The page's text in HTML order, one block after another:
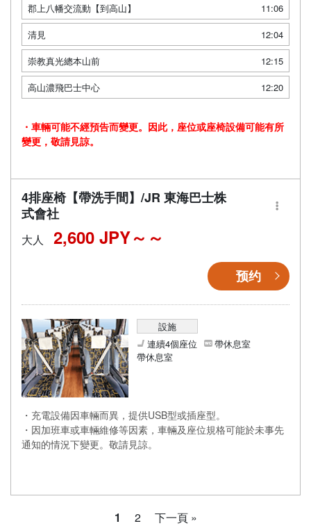
郡上八幡交流動【到高山】
11:06
清見
12:04
崇教真光總本山前
12:15
高山濃飛巴士中心
12:20
・車輛可能不經預告而變更。因此，座位或座椅設備可能有所
變更，敬請見諒。
4排座椅【帶洗手間】/JR 東海巴士株
式會社
大人 2,600 JPY～
预约
設施
連續4個座位
帶休息室
帶休息室
・充電設備因車輛而異，提供USB型或插座型。
・因加班車或車輛維修等因素，車輛及座位規格可能於未事先
通知的情況下變更。敬請見諒。
1 2 下一頁 »